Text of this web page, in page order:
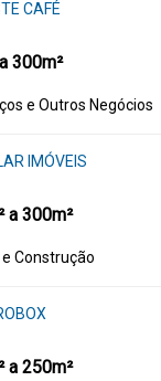
CAFÉ
300m²
e Outros Negócios
IMÓVEIS
a 300m²
Construção
a 250m²